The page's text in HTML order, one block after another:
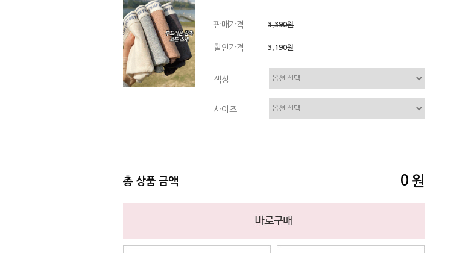
판매가격 3,390원
할인가격 3,190원
색상
사이즈
총 상품 금액 0 원